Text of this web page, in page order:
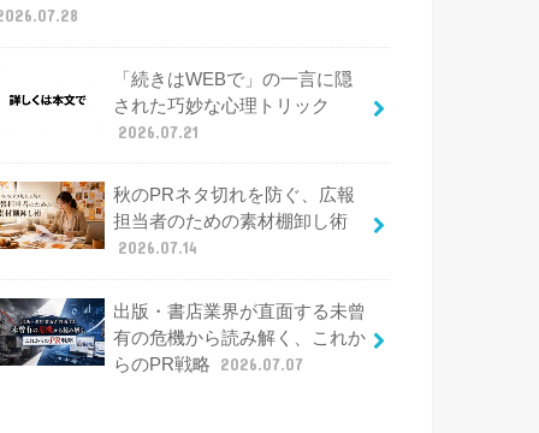
「続きはWEBで」の一言に隠
された巧妙な心理トリック
2026.07.21
秋のPRネタ切れを防ぐ、広報
担当者のための素材棚卸し術
2026.07.14
出版・書店業界が直面する未曾
有の危機から読み解く、これか
らのPR戦略
2026.07.07